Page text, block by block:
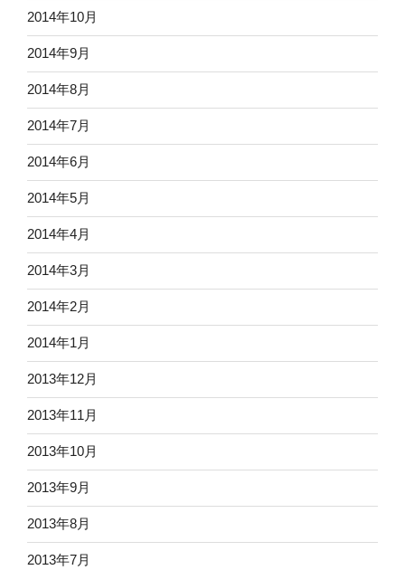
2014年10月
2014年9月
2014年8月
2014年7月
2014年6月
2014年5月
2014年4月
2014年3月
2014年2月
2014年1月
2013年12月
2013年11月
2013年10月
2013年9月
2013年8月
2013年7月